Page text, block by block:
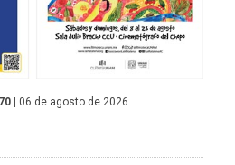
| 06 de agosto de 2026